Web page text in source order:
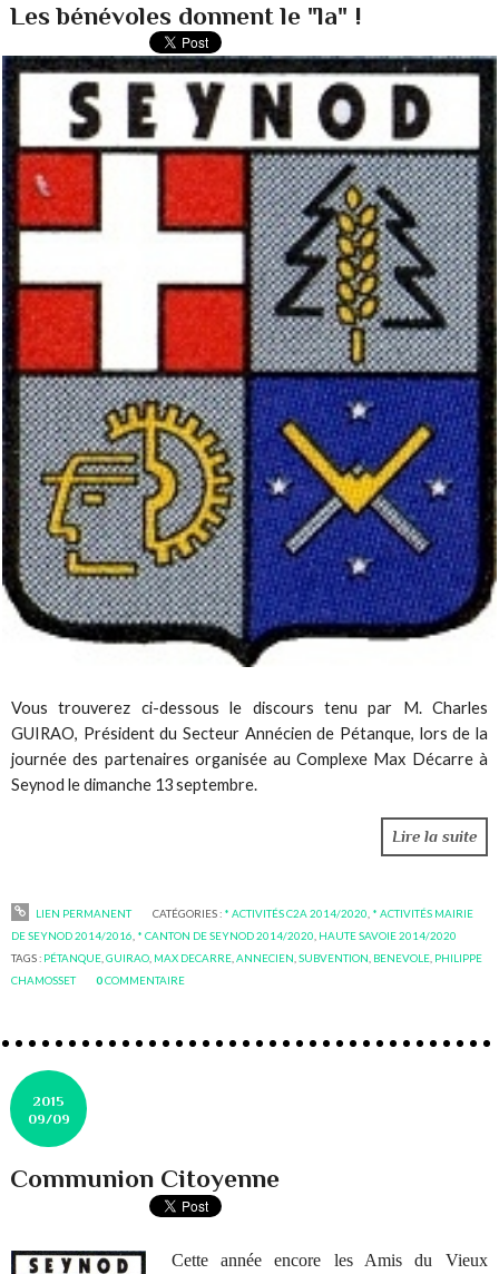
Les bénévoles donnent le "la" !
Vous trouverez ci-dessous le discours tenu par M. Charles
GUIRAO, Président du Secteur Annécien de Pétanque, lors de la
journée des partenaires organisée au Complexe Max Décarre à
Seynod le dimanche 13 septembre.
Lire la suite
LIEN PERMANENT CATÉGORIES : * ACTIVITÉS C2A 2014/2020 * ACTIVITÉS MAIRIE
DE SEYNOD 2014/2016 * CANTON DE SEYNOD 2014/2020 HAUTE SAVOIE 2014/2020
TAGS : PÉTANQUE ,GUIRAO MAX DECARRE ,ANNECIEN ,SUBVENTION BENEVOLE PHILIPPE
CHAMOSSET
0COMMENTAIRE
2015
09/09
Communion Citoyenne
Cette année encore les Amis du Vieux